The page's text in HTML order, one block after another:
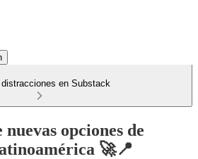
distracciones en Substack
opciones de
🚀📍